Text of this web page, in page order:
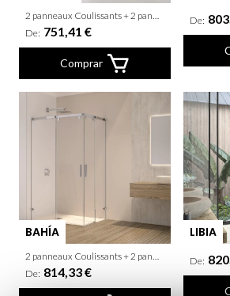
De: 751,41 €
Comprar
De:
BAHÍA
De: 814,33 €
LIBIA
De: